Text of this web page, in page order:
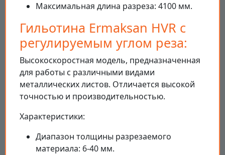
Максимальная длина разреза: 4100 мм.
Гильотина Ermaksan HVR с
регулируемым углом реза:
Высокоскоростная модель, предназначенная
для работы с различными видами
металлических листов. Отличается высокой
точностью и производительностью.
Характеристики:
Диапазон толщины разрезаемого
материала: 6-40 мм.